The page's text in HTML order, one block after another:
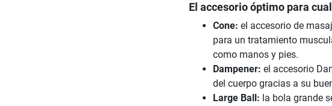
El accesorio óptimo para
Cone: el accesorio de
para un tratamiento
como manos y pies.
Dampener: el accesorio
del cuerpo gracias a su
Large Ball: la bola grande